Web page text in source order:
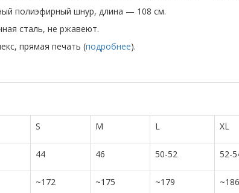
полиэфирный шнур, длина — 108 см.
сталь, не ржавеют.
прямая печать (подробнее).
S M L XL
44 46 50-52 52-
~172 ~175 ~179 ~186